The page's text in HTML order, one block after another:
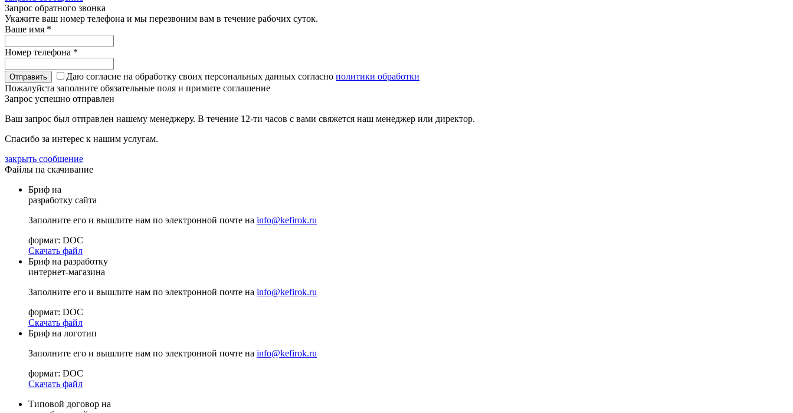
Запрос обратного звонка
Укажите ваш номер телефона и мы перезвоним вам в течение рабочих суток.
Ваше имя *
Номер телефона *
Даю согласие на обработку своих персональных данных согласно политики обработки
Пожалуйста заполните обязательные поля и примите соглашение
Запрос успешно отправлен
Ваш запрос был отправлен нашему менеджеру. В течение 12-ти часов с вами свяжется наш менеджер или директор.
Спасибо за интерес к нашим услугам.
закрыть сообщение
Файлы на скачивание
Бриф на
разработку сайта
Заполните его и вышлите нам по электронной почте на info@kefirok.ru
формат: DOC
Скачать файл
Бриф на разработку
интернет-магазина
Заполните его и вышлите нам по электронной почте на info@kefirok.ru
формат: DOC
Скачать файл
Бриф на логотип
Заполните его и вышлите нам по электронной почте на info@kefirok.ru
формат: DOC
Скачать файл
Типовой договор на